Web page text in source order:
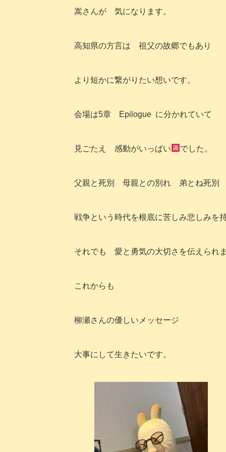
嵩さんが 気になります。
高知県の方言は 祖父の故郷でもあり
より短かに繋がりたい想いです。
会場は5章 Epilogue に分かれていて
見ごたえ 感動がいっぱい でした。
父親と死別 母親との別れ 弟とね死別
戦争という時代を根底に苦しみ悲しみを
それでも 愛と勇気の大切さを伝えられ
これからも
柳瀬さんの優しいメッセージ
大事にして生きたいです。